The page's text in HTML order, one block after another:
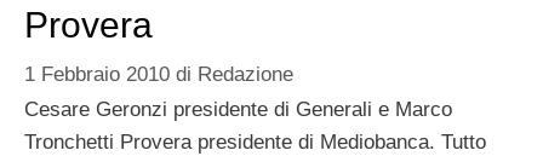
Provera
1 Febbraio 2010 di Redazione
Cesare Geronzi presidente di Generali e Marco
Tronchetti Provera presidente di Mediobanca. Tutto